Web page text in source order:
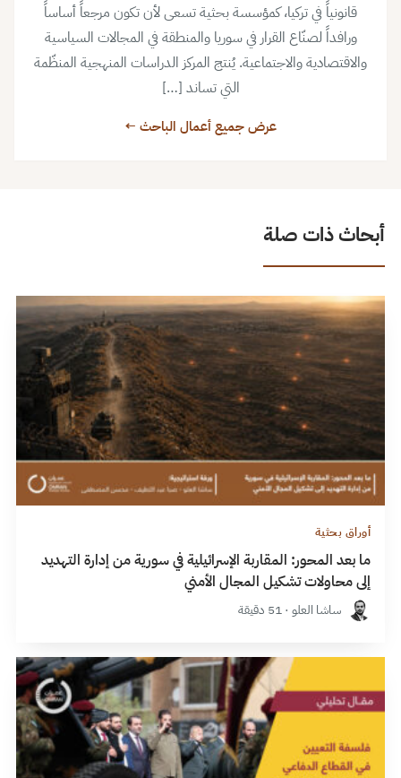
قانونياً في تركيا، كمؤسسة بحثية تسعى لأن تكون مرجعاً أساساً
ورافداً لصنّاع القرار في سوريا والمنطقة في المجالات السياسية
والاقتصادية والاجتماعية. يُنتج المركز الدراسات المنهجية المنظّمة
التي تساند […]
عرض جميع أعمال الباحث ←
أبحاث ذات صلة
أوراق بحثية
ما بعد المحور: المقاربة الإسرائيلية في سورية من إدارة التهديد
إلى محاولات تشكيل المجال الأمني
ساشا العلو · 51 دقيقة